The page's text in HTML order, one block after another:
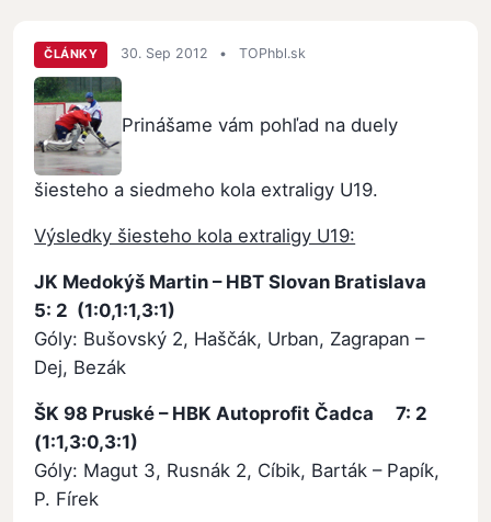
ČLÁNKY 30. Sep 2012 • TOPhbl.sk
Prinášame vám pohľad na duely
šiesteho a siedmeho kola extraligy U19.
Výsledky šiesteho kola extraligy U19:
JK Medokýš Martin – HBT Slovan Bratislava
5: 2 (1:0,1:1,3:1)
Góly: Bušovský 2, Haščák, Urban, Zagrapan –
Dej, Bezák
ŠK 98 Pruské – HBK Autoprofit Čadca 7: 2
(1:1,3:0,3:1)
Góly: Magut 3, Rusnák 2, Cíbik, Barták – Papík,
P. Fírek